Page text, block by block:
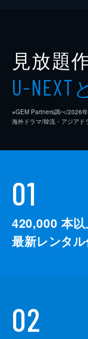
見放題
U-NEXT
※GEM Partners調べ/2026
海外ドラマ/韓流・アジアド
01
420,000 本以
最新レンタル
02